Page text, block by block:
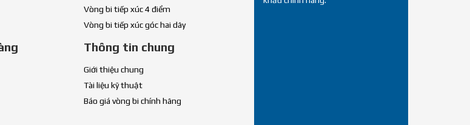
Vòng bi tiếp xúc 4 điểm
Vòng bi tiếp xúc góc hai dãy
Thông tin chung
Giới thiệu chung
Tài liệu kỹ thuật
Báo giá vòng bi chính hãng